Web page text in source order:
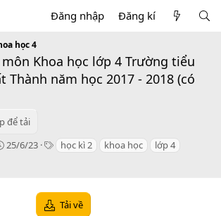
Đăng nhập Đăng kí
học 4
Khoa học lớp 4 Trường tiểu
Thành năm học 2017 - 2018 (có
để tải
C
25/6/23
T học kì 2 khoa học
lớp 4
Tải về